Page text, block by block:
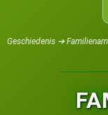
Geschiedenis ➔